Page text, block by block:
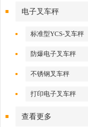
电子叉车秤
标准型YCS-叉车秤
防爆电子叉车秤
不锈钢叉车秤
打印电子叉车秤
查看更多